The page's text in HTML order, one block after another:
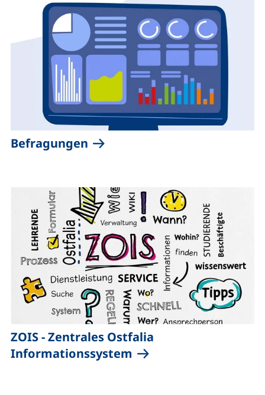
Befragungen
ZOIS - Zentrales Ostfalia
Informationssystem (externer Link, öffnet